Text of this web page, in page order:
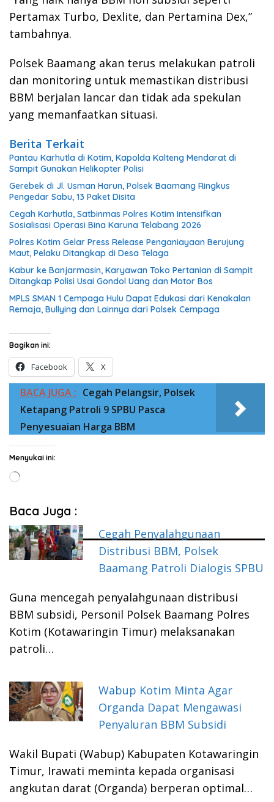
Pertamax Turbo, Dexlite, dan Pertamina Dex,”
tambahnya.
Polsek Baamang akan terus melakukan patroli
dan monitoring untuk memastikan distribusi
BBM berjalan lancar dan tidak ada spekulan
yang memanfaatkan situasi.
Berita Terkait
Pantau Karhutla di Kotim, Kapolda Kalteng Mendarat di
Sampit Gunakan Helikopter Polisi
Gerebek di Jl. Usman Harun, Polsek Baamang Ringkus
Pengedar Sabu, 13 Paket Disita
Cegah Karhutla, Satbinmas Polres Kotim Intensifkan
Sosialisasi Operasi Bina Karuna Telabang 2026
Polres Kotim Gelar Press Release Penganiayaan Berujung
Maut, Pelaku Ditangkap di Desa Telaga
Kabur ke Banjarmasin, Karyawan Toko Pertanian di Sampit
Ditangkap Polisi Usai Gondol Uang dan Motor Bos
MPLS SMAN 1 Cempaga Hulu Dapat Edukasi dari Kenakalan
Remaja, Bullying dan Lainnya dari Polsek Cempaga
Bagikan ini:
Facebook X
BACA JUGA : Cegah Pelangsir, Polsek
Ketapang Patroli 9 SPBU Pasca
Penyesuaian Harga BBM
Menyukai ini:
Memuat...
Baca Juga :
Cegah Penyalahgunaan
Distribusi BBM, Polsek
Baamang Patroli Dialogis SPBU
Guna mencegah penyalahgunaan distribusi
BBM subsidi, Personil Polsek Baamang Polres
Kotim (Kotawaringin Timur) melaksanakan
patroli…
Wabup Kotim Minta Agar
Organda Dapat Mengawasi
Penyaluran BBM Subsidi
Wakil Bupati (Wabup) Kabupaten Kotawaringin
Timur, Irawati meminta kepada organisasi
angkutan darat (Organda) berperan optimal…